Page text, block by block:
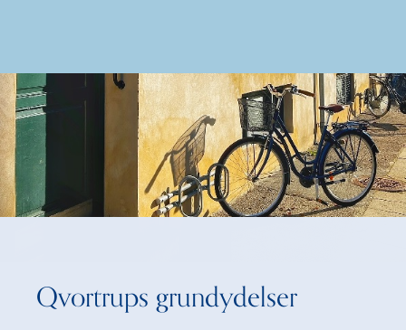
Qvortrups grundydelser